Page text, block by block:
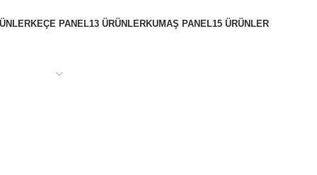
KEÇE PANEL13 ÜRÜNLERKUMAŞ PANEL15 ÜRÜNLER